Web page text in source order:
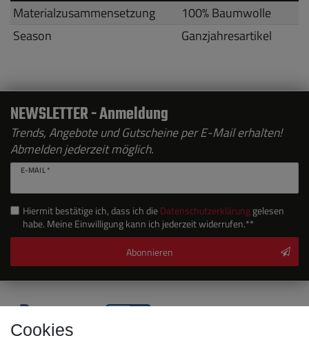
Materialzusammensetzung
100% Baumwolle
Season
Ganzjahresartikel
NEWSLETTER - Anmeldung
Trends, Angebote und Gutscheine per E-Mail erhalten!
Abmelden jederzeit möglich.
E-MAIL *
Hiermit bestätige ich, dass ich dieDaten­schutz­erklärunggelesen
habe. Meine Einwilligung kann ich jederzeit widerrufen.**
Abonnieren
Cookies